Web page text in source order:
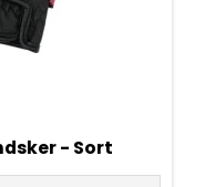
- Sort